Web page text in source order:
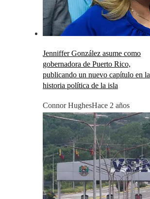
Jenniffer González asume como
gobernadora de Puerto Rico,
publicando un nuevo capítulo en la
historia política de la isla
Connor HughesHace 2 años